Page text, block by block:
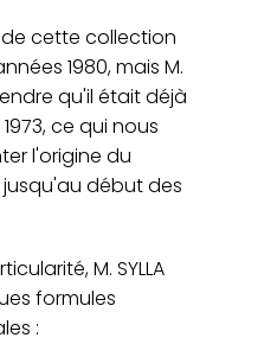
de cette collection
1980, mais M.
qu'il était déjà
ce qui nous
l'origine du
début des
M. SYLLA
formules
: